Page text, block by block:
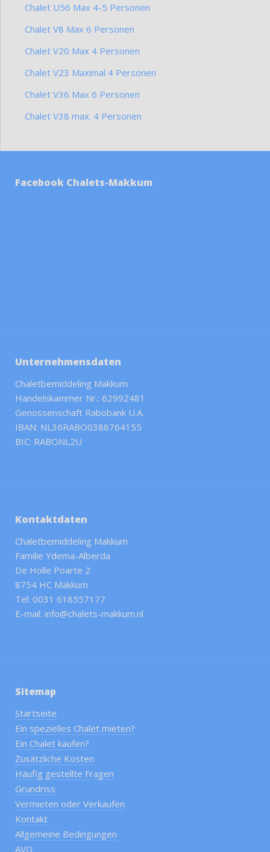
Chalet U56 Max 4-5 Personen
Chalet V8 Max 6 Personen
Chalet V20 Max 4 Personen
Chalet V23 Maximal 4 Personen
Chalet V36 Max 6 Personen
Chalet V38 max. 4 Personen
Facebook Chalets-Makkum
Unternehmensdaten
Chaletbemiddeling Makkum
Handelskammer Nr.: 62992481
Genossenschaft Rabobank U.A.
IBAN: NL36RABO0388764155
BIC: RABONL2U
Kontaktdaten
Chaletbemiddeling Makkum
Familie Ydema-Alberda
De Holle Poarte 2
8754 HC Makkum
Tel: 0031 618557177
E-mail: info@chalets-makkum.nl
Sitemap
Startseite
Ein spezielles Chalet mieten?
Ein Chalet kaufen?
Zusätzliche Kosten
Häufig gestellte Fragen
Grundriss
Vermieten oder Verkaufen
Kontakt
Allgemeine Bedingungen
AVG